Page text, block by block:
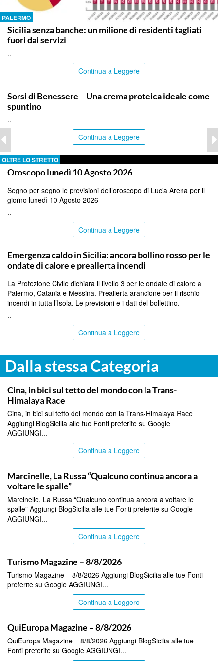
PALERMO
Sicilia senza banche: un milione di residenti tagliati
fuori dai servizi
..
Continua a Leggere
Sorsi di Benessere – Una crema proteica ideale come
spuntino
..
Continua a Leggere
OLTRE LO STRETTO
Oroscopo lunedì 10 Agosto 2026
Segno per segno le previsioni dell’oroscopo di Lucia Arena per il
giorno lunedì 10 Agosto 2026
..
Continua a Leggere
Emergenza caldo in Sicilia: ancora bollino rosso per le
ondate di calore e preallerta incendi
La Protezione Civile dichiara il livello 3 per le ondate di calore a
Palermo, Catania e Messina. Preallerta arancione per il rischio
incendi in tutta l’Isola. Le previsioni e i dati del bollettino.
..
Continua a Leggere
Dalla stessa Categoria
ITALPRESS
Cina, in bici sul tetto del mondo con la Trans-
Himalaya Race
Cina, in bici sul tetto del mondo con la Trans-Himalaya Race
Aggiungi BlogSicilia alle tue Fonti preferite su Google
AGGIUNGI...
Continua a Leggere
Marcinelle, La Russa “Qualcuno continua ancora a
voltare le spalle”
Marcinelle, La Russa “Qualcuno continua ancora a voltare le
spalle” Aggiungi BlogSicilia alle tue Fonti preferite su Google
AGGIUNGI...
Continua a Leggere
Turismo Magazine – 8/8/2026
Turismo Magazine – 8/8/2026 Aggiungi BlogSicilia alle tue Fonti
preferite su Google AGGIUNGI...
Continua a Leggere
QuiEuropa Magazine – 8/8/2026
QuiEuropa Magazine – 8/8/2026 Aggiungi BlogSicilia alle tue
Fonti preferite su Google AGGIUNGI...